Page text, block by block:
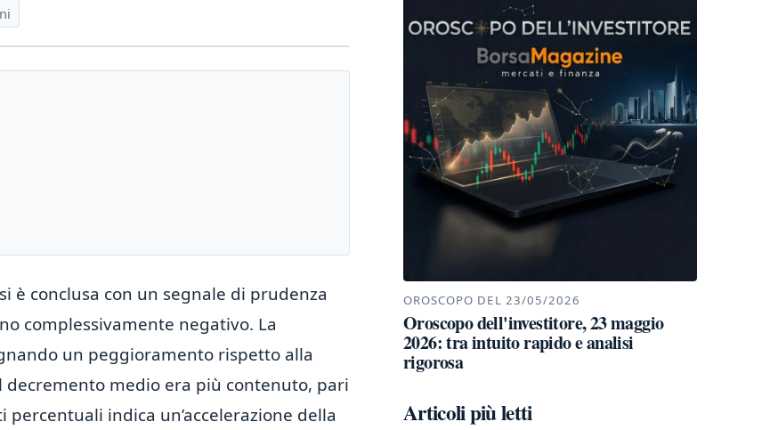
è conclusa con un segnale di prudenza
complessivamente negativo. La
un peggioramento rispetto alla
medio era più contenuto, pari
indica un’accelerazione della
OROSCOPO DEL 23/05/2026
Oroscopo dell'investitore, 23 maggio
2026: tra intuito rapido e analisi
rigorosa
Articoli più letti